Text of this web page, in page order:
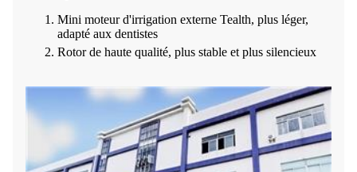
Mini moteur d'irrigation externe Tealth, plus léger,
adapté aux dentistes
Rotor de haute qualité, plus stable et plus silencieux